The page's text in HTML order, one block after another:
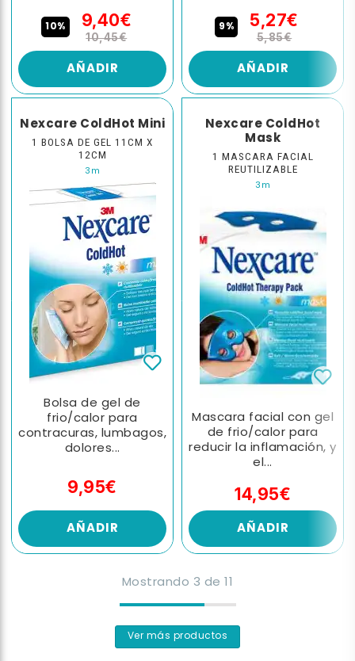
10% 9,40€
10,45€
AÑADIR
9% 5,27€
5,85€
AÑADIR
Nexcare ColdHot Mini
1 BOLSA DE GEL 11CM X
12CM
3m
Bolsa de gel de
frio/calor para
contracuras, lumbagos,
dolores...
9,95€
AÑADIR
Nexcare ColdHot
Mask
1 MASCARA FACIAL
REUTILIZABLE
3m
Mascara facial con gel
de frio/calor para
reducir la inflamación, y
el...
14,95€
AÑADIR
Mostrando 3 de11
Ver más productos